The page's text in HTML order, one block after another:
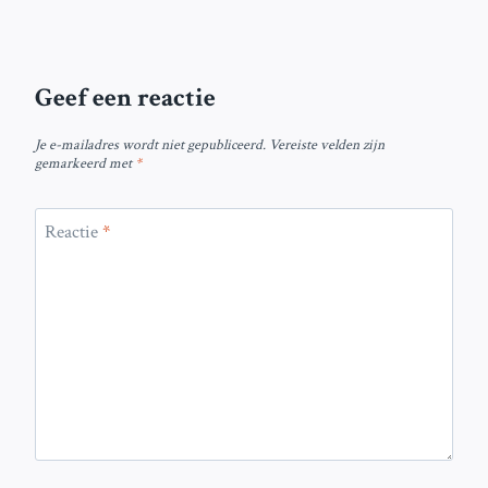
Geef een reactie
Je e-mailadres wordt niet gepubliceerd. Vereiste velden zijn
gemarkeerd met*
Reactie*